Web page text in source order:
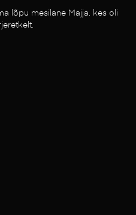
lõpu mesilane Majja, kes oli